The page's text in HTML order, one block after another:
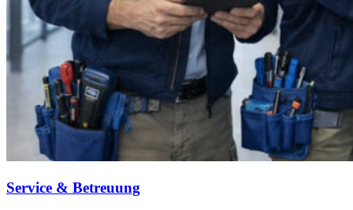
Service & Betreuung